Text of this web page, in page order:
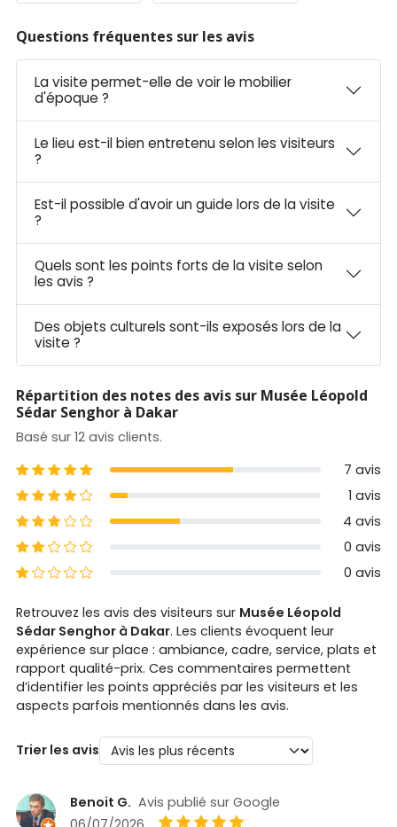
Questions fréquentes sur les avis
La visite permet-elle de voir le mobilier
d'époque ?
Le lieu est-il bien entretenu selon les visiteurs
?
Est-il possible d'avoir un guide lors de la visite
?
Quels sont les points forts de la visite selon
les avis ?
Des objets culturels sont-ils exposés lors de la
visite ?
Répartition des notes des avis sur Musée Léopold
Sédar Senghor à Dakar
Basé sur 12 avis clients.
5 étoiles
7 avis
4 étoiles
1 avis
3 étoiles
4 avis
2 étoiles
0 avis
1 étoiles
0 avis
Retrouvez les avis des visiteurs sur Musée Léopold
Sédar Senghor à Dakar. Les clients évoquent leur
expérience sur place : ambiance, cadre, service, plats et
rapport qualité-prix. Ces commentaires permettent
d’identifier les points appréciés par les visiteurs et les
aspects parfois mentionnés dans les avis.
Trier les avis
Benoit G. Avis publié sur Google